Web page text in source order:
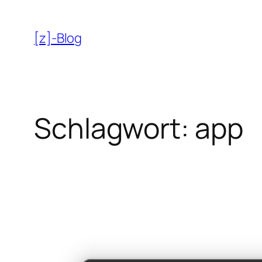
Inhalt
springen
[z]-Blog
Schlagwort: app